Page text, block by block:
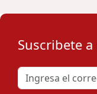
Suscribete